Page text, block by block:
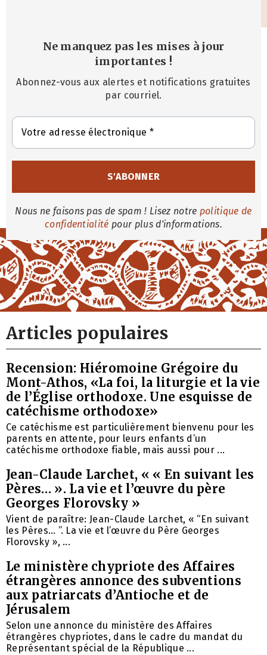
Ne manquez pas les mises à jour
importantes !
Abonnez-vous aux alertes et notifications gratuites
par courriel.
Nous ne faisons pas de spam ! Lisez notre politique de
confidentialité pour plus d'informations.
Articles populaires
Recension: Hiéromoine Grégoire du
Mont-Athos, «La foi, la liturgie et la vie
de l’Église orthodoxe. Une esquisse de
catéchisme orthodoxe»
Ce catéchisme est particulièrement bienvenu pour les
parents en attente, pour leurs enfants d’un
catéchisme orthodoxe fiable, mais aussi pour ...
Jean-Claude Larchet, « « En suivant les
Pères… ». La vie et l’œuvre du père
Georges Florovsky »
Vient de paraître: Jean-Claude Larchet, « “En suivant
les Pères… ”. La vie et l’œuvre du Père Georges
Florovsky », ...
Le ministère chypriote des Affaires
étrangères annonce des subventions
aux patriarcats d’Antioche et de
Jérusalem
Selon une annonce du ministère des Affaires
étrangères chypriotes, dans le cadre du mandat du
Représentant spécial de la République ...